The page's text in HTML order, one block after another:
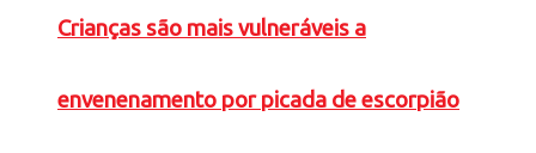
Crianças são mais vulneráveis a
envenenamento por picada de escorpião